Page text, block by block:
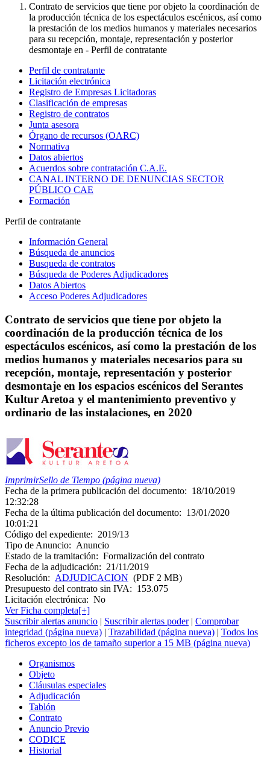
Contrato de servicios que tiene por objeto la coordinación de
la producción técnica de los espectáculos escénicos, así como
la prestación de los medios humanos y materiales necesarios
para su recepción, montaje, representación y posterior
desmontaje en - Perfil de contratante
Perfil de contratante
Licitación electrónica
Registro de Empresas Licitadoras
Clasificación de empresas
Registro de contratos
Junta asesora
Órgano de recursos (OARC)
Normativa
Datos abiertos
Acuerdos sobre contratación C.A.E.
CANAL INTERNO DE DENUNCIAS SECTOR
PÚBLICO CAE
Formación
Perfil de contratante
Información General
Búsqueda de anuncios
Busqueda de contratos
Búsqueda de Poderes Adjudicadores
Datos Abiertos
Acceso Poderes Adjudicadores
Contrato de servicios que tiene por objeto la
coordinación de la producción técnica de los
espectáculos escénicos, así como la prestación de los
medios humanos y materiales necesarios para su
recepción, montaje, representación y posterior
desmontaje en los espacios escénicos del Serantes
Kultur Aretoa y el mantenimiento preventivo y
ordinario de las instalaciones, en 2020
ImprimirSello de Tiempo (página nueva)
Fecha de la primera publicación del documento: 18/10/2019
12:32:28
Fecha de la última publicación del documento: 13/01/2020
10:01:21
Código del expediente: 2019/13
Tipo de Anuncio: Anuncio
Estado de la tramitación: Formalización del contrato
Fecha de la adjudicación: 21/11/2019
Resolución: ADJUDICACION (PDF 2 MB)
Presupuesto del contrato sin IVA: 153.075
Licitación electrónica: No
Ver Ficha completa[+]
Suscribir alertas anuncio | Suscribir alertas poder| Comprobar
integridad (página nueva) | Trazabilidad (página nueva) | Todos los
ficheros excepto los de tamaño superior a 15 MB (página nueva)
Organismos
Objeto
Cláusulas especiales
Adjudicación
Tablón
Contrato
Anuncio Previo
CODICE
Historial